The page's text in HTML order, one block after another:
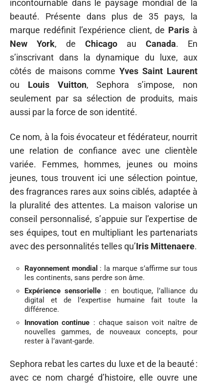
incontournable dans le paysage mondial de la
beauté. Présente dans plus de 35 pays, la
marque redéfinit l’expérience client, de Paris à
New York, de Chicago au Canada. En
s’inscrivant dans la dynamique du luxe, aux
côtés de maisons commeYves Saint Laurent
ou Louis Vuitton, Sephora s’impose, non
seulement par sa sélection de produits, mais
aussi par la force de son identité.
Ce nom, à la fois évocateur et fédérateur, nourrit
une relation de confiance avec une clientèle
variée. Femmes, hommes, jeunes ou moins
jeunes, tous trouvent ici une sélection pointue,
des fragrances rares aux soins ciblés, adaptée à
la pluralité des attentes. La maison valorise un
conseil personnalisé, s’appuie sur l’expertise de
ses équipes, tout en multipliant les partenariats
avec des personnalités telles qu’Iris Mittenaere.
Rayonnement mondial : la marque s’affirme sur tous
les continents, sans perdre son âme.
Expérience sensorielle : en boutique, l’alliance du
digital et de l’expertise humaine fait toute la
différence.
Innovation continue : chaque saison voit naître de
nouvelles gammes, de nouveaux concepts, pour
rester à l’avant-garde.
Sephora rebat les cartes du luxe et de la beauté :
avec ce nom chargé d’histoire, elle ouvre une